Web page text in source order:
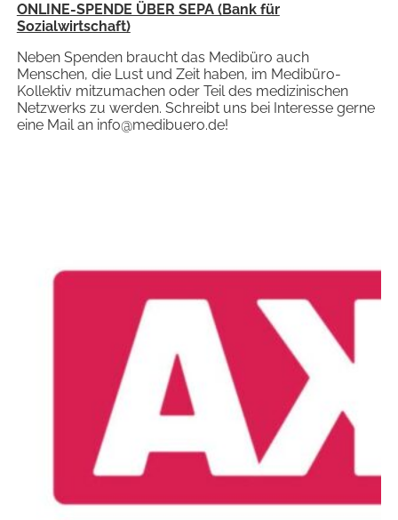
ONLINE-SPENDE ÜBER SEPA (Bank für
Sozialwirtschaft)
Neben Spenden braucht das Medibüro auch
Menschen, die Lust und Zeit haben, im Medibüro-
Kollektiv mitzumachen oder Teil des medizinischen
Netzwerks zu werden. Schreibt uns bei Interesse gerne
eine Mail an info@medibuero.de!